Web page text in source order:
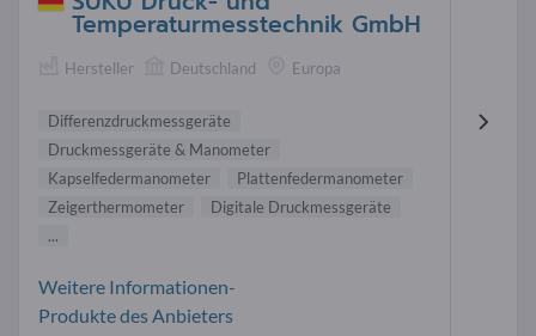
Temperaturmesstechnik GmbH
Hersteller Deutschland Europa
Differenzdruckmessgeräte
Druckmessgeräte & Manometer
Kapselfedermanometer
Plattenfedermanometer
Zeigerthermometer
Digitale Druckmessgeräte
...
Weitere Informationen-
Produkte des Anbieters